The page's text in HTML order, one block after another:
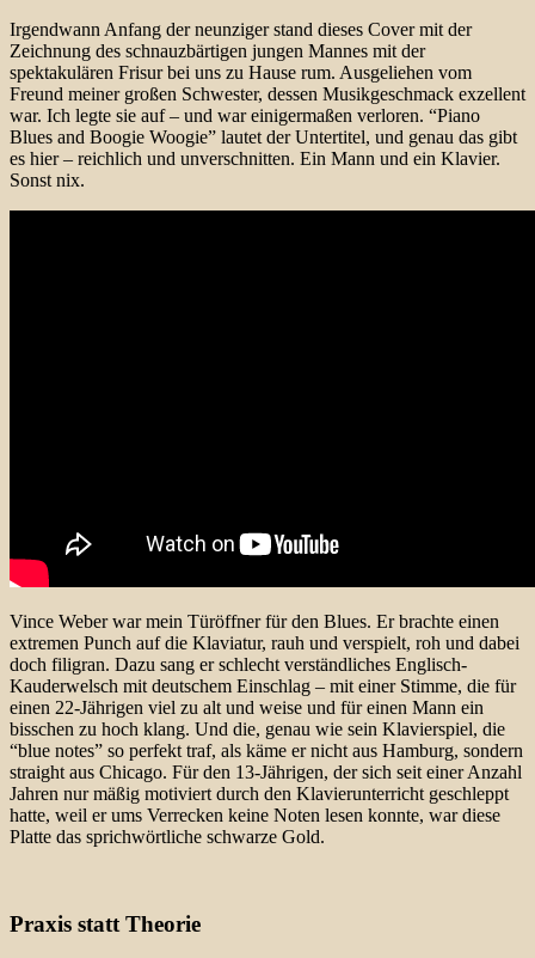
Irgendwann Anfang der neunziger stand dieses Cover mit der
Zeichnung des schnauzbärtigen jungen Mannes mit der
spektakulären Frisur bei uns zu Hause rum. Ausgeliehen vom
Freund meiner großen Schwester, dessen Musikgeschmack exzellent
war. Ich legte sie auf – und war einigermaßen verloren. “Piano
Blues and Boogie Woogie” lautet der Untertitel, und genau das gibt
es hier – reichlich und unverschnitten. Ein Mann und ein Klavier.
Sonst nix.
Vince Weber war mein Türöffner für den Blues. Er brachte einen
extremen Punch auf die Klaviatur, rauh und verspielt, roh und dabei
doch filigran. Dazu sang er schlecht verständliches Englisch-
Kauderwelsch mit deutschem Einschlag – mit einer Stimme, die für
einen 22-Jährigen viel zu alt und weise und für einen Mann ein
bisschen zu hoch klang. Und die, genau wie sein Klavierspiel, die
“blue notes” so perfekt traf, als käme er nicht aus Hamburg, sondern
straight aus Chicago. Für den 13-Jährigen, der sich seit einer Anzahl
Jahren nur mäßig motiviert durch den Klavierunterricht geschleppt
hatte, weil er ums Verrecken keine Noten lesen konnte, war diese
Platte das sprichwörtliche schwarze Gold.
Praxis statt Theorie